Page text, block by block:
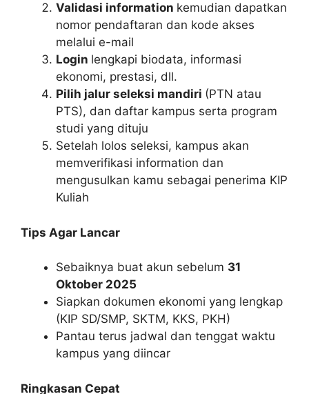
Validasi information kemudian dapatkan
nomor pendaftaran dan kode akses
melalui e-mail
Login lengkapi biodata, informasi
ekonomi, prestasi, dll.
Pilih jalur seleksi mandiri (PTN atau
PTS), dan daftar kampus serta program
studi yang dituju
Setelah lolos seleksi, kampus akan
memverifikasi information dan
mengusulkan kamu sebagai penerima KIP
Kuliah
Tips Agar Lancar
Sebaiknya buat akun sebelum 31
Oktober 2025
Siapkan dokumen ekonomi yang lengkap
(KIP SD/SMP, SKTM, KKS, PKH)
Pantau terus jadwal dan tenggat waktu
kampus yang diincar
Ringkasan Cepat